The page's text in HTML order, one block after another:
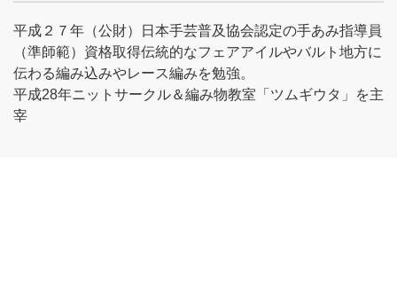
平成２７年（公財）日本手芸普及協会認定の手あみ指導員
（準師範）資格取得伝統的なフェアアイルやバルト地方に
伝わる編み込みやレース編みを勉強。
平成28年ニットサークル＆編み物教室「ツムギウタ」を主
宰